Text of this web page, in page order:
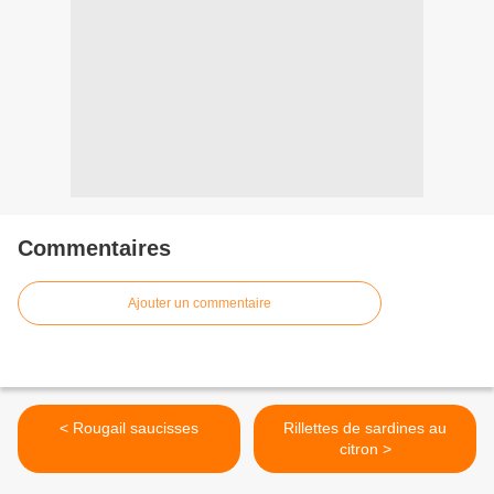
Commentaires
Ajouter un commentaire
< Rougail saucisses
Rillettes de sardines au
citron >